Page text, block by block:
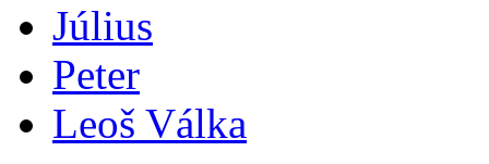
Július
Peter
Leoš Válka